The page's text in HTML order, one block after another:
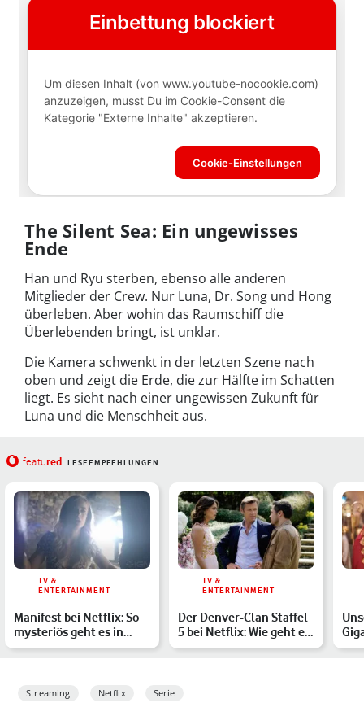
The Silent Sea: Ein ungewisses
Ende
Han und Ryu sterben, ebenso alle anderen
Mitglieder der Crew. Nur Luna, Dr. Song und Hong
überleben. Aber wohin das Raumschiff die
Überlebenden bringt, ist unklar.
Die Kamera schwenkt in der letzten Szene nach
oben und zeigt die Erde, die zur Hälfte im Schatten
liegt. Es sieht nach einer ungewissen Zukunft für
Luna und die Menschheit aus.
featured LESEEMPFEHLUNGEN
TV &
ENTERTAINMENT
Manifest bei Netflix: So
mysteriös geht es in
Staffel 4 mit Flug …
TV &
ENTERTAINMENT
Der Denver-Clan Staffel
5 bei Netflix: Wie geht es
nach dem Cliff…
Streaming Netflix Serie